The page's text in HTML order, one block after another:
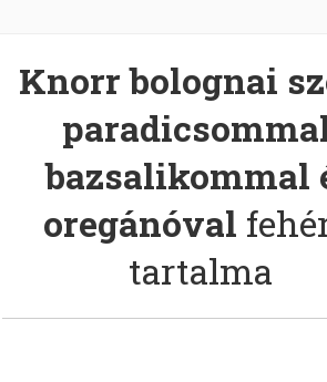
Knorr bolognai
bazsalikommal
oregánóval
tartalma